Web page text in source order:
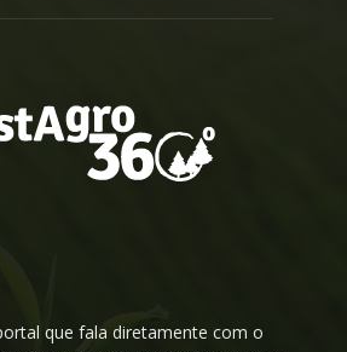
que fala diretamente com o